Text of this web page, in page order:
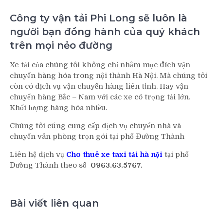
Công ty vận tải Phi Long sẽ luôn là
người bạn đồng hành của quý khách
trên mọi nẻo đường
Xe tải của chúng tôi không chỉ nhằm mục đích vận
chuyển hàng hóa trong nội thành Hà Nội. Mà chúng tôi
còn có dịch vụ vận chuyển hàng liên tỉnh. Hay vận
chuyển hàng Bắc – Nam với các xe có trọng tải lớn.
Khối lượng hàng hóa nhiều.
Chúng tôi cũng cung cấp dịch vụ chuyển nhà và
chuyển văn phòng trọn gói tại phố Đường Thành
Liên hệ dịch vụ Cho thuê xe taxi tải hà nội tại phố
Đường Thành theo số 0963.63.5767.
Bài viết liên quan